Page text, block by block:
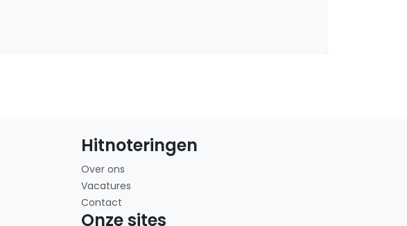
Hitnoteringen
Over ons
Vacatures
Contact
Onze sites